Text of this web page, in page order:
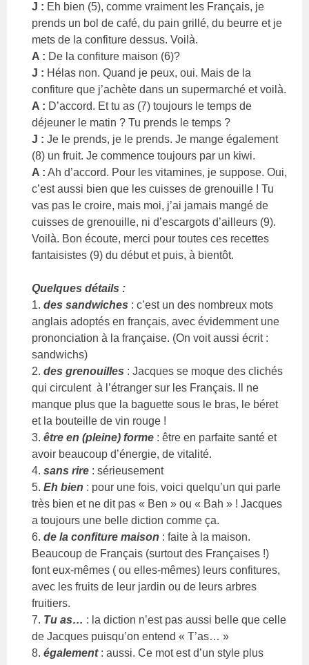
J : Eh bien (5), comme vraiment les Français, je
prends un bol de café, du pain grillé, du beurre et je
mets de la confiture dessus. Voilà.
A : De la confiture maison (6)?
J : Hélas non. Quand je peux, oui. Mais de la
confiture que j’achète dans un supermarché et voilà.
A : D’accord. Et tu as (7) toujours le temps de
déjeuner le matin ? Tu prends le temps ?
J : Je le prends, je le prends. Je mange également
(8) un fruit. Je commence toujours par un kiwi.
A : Ah d’accord. Pour les vitamines, je suppose. Oui,
c’est aussi bien que les cuisses de grenouille ! Tu
vas pas le croire, mais moi, j’ai jamais mangé de
cuisses de grenouille, ni d’escargots d’ailleurs (9).
Voilà. Bon écoute, merci pour toutes ces recettes
fantaisistes (9) du début et puis, à bientôt.
Quelques détails :
1.des sandwiches : c’est un des nombreux mots
anglais adoptés en français, avec évidemment une
prononciation à la française. (On voit aussi écrit :
sandwichs)
2.des grenouilles : Jacques se moque des clichés
qui circulent à l’étranger sur les Français. Il ne
manque plus que la baguette sous le bras, le béret
et la bouteille de vin rouge !
3.être en (pleine) forme : être en parfaite santé et
avoir beaucoup d’énergie, de vitalité.
4.sans rire : sérieusement
5.Eh bien : pour une fois, voici quelqu’un qui parle
très bien et ne dit pas « Ben » ou « Bah » ! Jacques
a toujours une belle diction comme ça.
6.de la confiture maison : faite à la maison.
Beaucoup de Français (surtout des Françaises !)
font eux-mêmes ( ou elles-mêmes) leurs confitures,
avec les fruits de leur jardin ou de leurs arbres
fruitiers.
7. Tu as… : la diction n’est pas aussi belle que celle
de Jacques puisqu’on entend « T’as… »
8.également: aussi. Ce mot est d’un style plus